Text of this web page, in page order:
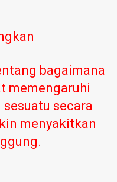
bagaimana
memengaruhi
secara
menyakitkan